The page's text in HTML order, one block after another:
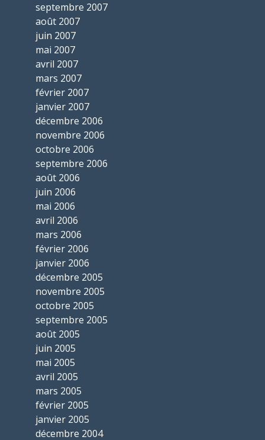
septembre 2007
août 2007
juin 2007
mai 2007
avril 2007
mars 2007
février 2007
janvier 2007
décembre 2006
novembre 2006
octobre 2006
septembre 2006
août 2006
juin 2006
mai 2006
avril 2006
mars 2006
février 2006
janvier 2006
décembre 2005
novembre 2005
octobre 2005
septembre 2005
août 2005
juin 2005
mai 2005
avril 2005
mars 2005
février 2005
janvier 2005
décembre 2004